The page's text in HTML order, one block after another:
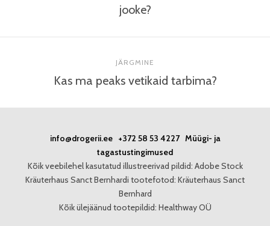
jooke?
JÄRGMINE
Kas ma peaks vetikaid tarbima?
info@drogerii.ee+372 58 53 4227 Müügi- ja
tagastustingimused
Kõik veebilehel kasutatud illustreerivad pildid: Adobe Stock
Kräuterhaus Sanct Bernhardi tootefotod: Kräuterhaus Sanct
Bernhard
Kõik ülejäänud tootepildid: Healthway OÜ